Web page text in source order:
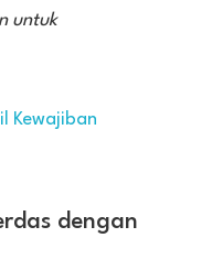
untuk
Kewajiban
dengan